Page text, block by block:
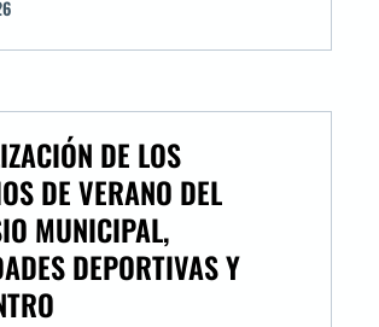
DE LOS
DE VERANO DEL
MUNICIPAL,
DEPORTIVAS Y